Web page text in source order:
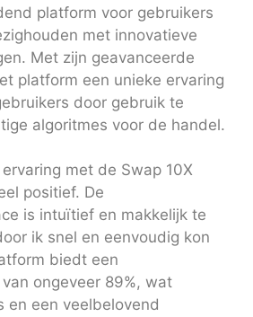
platform voor gebruikers
met innovatieve
Met zijn geavanceerde
platform een unieke ervaring
door gebruik te
algoritmes voor de handel.
met de Swap 10X
positief. De
is intuïtief en makkelijk te
ik snel en eenvoudig kon
biedt een
ongeveer 89%, wat
en een veelbelovend